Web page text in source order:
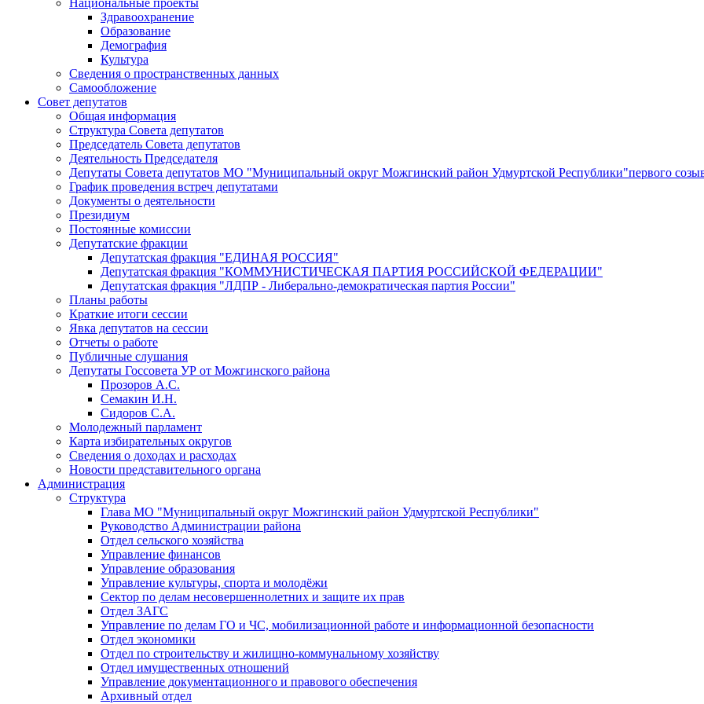
Здравоохранение
Образование
Демография
Культура
Сведения о пространственных данных
Самообложение
Совет депутатов
Общая информация
Структура Совета депутатов
Председатель Совета депутатов
Деятельность Председателя
Депутаты Совета депутатов МО "Муниципальный округ Можгинский район Удмуртской Республики"первого
График проведения встреч депутатами
Документы о деятельности
Президиум
Постоянные комиссии
Депутатские фракции
Депутатская фракция "ЕДИНАЯ РОССИЯ"
Депутатская фракция "КОММУНИСТИЧЕСКАЯ ПАРТИЯ РОССИЙСКОЙ ФЕДЕРАЦИИ"
Депутатская фракция "ЛДПР - Либерально-демократическая партия России"
Планы работы
Краткие итоги сессии
Явка депутатов на сессии
Отчеты о работе
Публичные слушания
Депутаты Госсовета УР от Можгинского района
Прозоров А.С.
Семакин И.Н.
Сидоров С.А.
Молодежный парламент
Карта избирательных округов
Сведения о доходах и расходах
Новости представительного органа
Администрация
Структура
Глава МО "Муниципальный округ Можгинский район Удмуртской Республики"
Руководство Администрации района
Отдел сельского хозяйства
Управление финансов
Управление образования
Управление культуры, спорта и молодёжи
Сектор по делам несовершеннолетних и защите их прав
Отдел ЗАГС
Управление по делам ГО и ЧС, мобилизационной работе и информационной безопасности
Отдел экономики
Отдел по строительству и жилищно-коммунальному хозяйству
Отдел имущественных отношений
Управление документационного и правового обеспечения
Архивный отдел